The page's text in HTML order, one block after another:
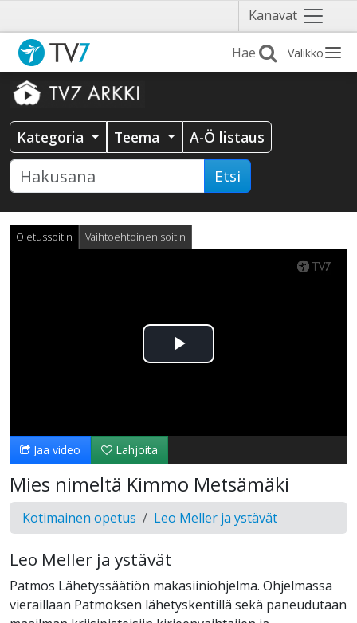
Kanavat Näytä
valikko
Valikko
Kategoria Teema A-Ö listaus
Etsi
Oletussoitin Vaihtoehtoinen soitin
Toista
Jaa video Lahjoita
Mies nimeltä Kimmo Metsämäki
Kotimainen opetus Leo Meller ja ystävät
Leo Meller ja ystävät
Patmos Lähetyssäätiön makasiiniohjelma. Ohjelmassa
vieraillaan Patmoksen lähetyskentillä sekä paneudutaan